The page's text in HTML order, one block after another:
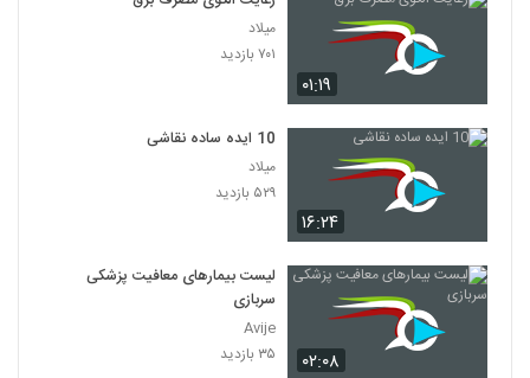
۰۱:۱۹
میلاد
۷۰۱ بازدید
۱۶:۲۴
10 ایده ساده نقاشی
میلاد
۵۲۹ بازدید
۰۲:۰۸
لیست بیمارهای معافیت پزشکی
سربازی
Avije
۳۵ بازدید